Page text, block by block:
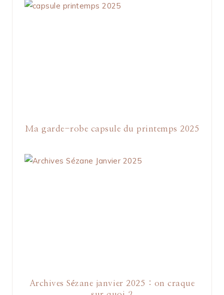
Ma garde-robe capsule du printemps 2025
Archives Sézane janvier 2025 : on craque